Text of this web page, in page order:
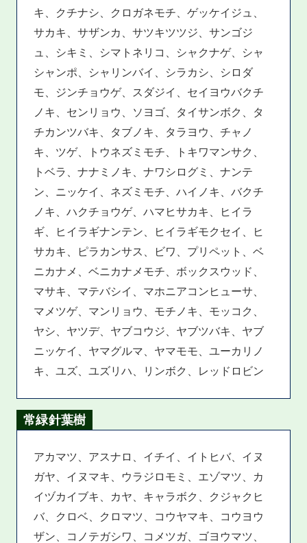
キ、クチナシ、クロガネモチ、ゲッケイジュ、
サカキ、サザンカ、サツキツツジ、サンゴジ
ュ、シキミ、シマトネリコ、シャクナゲ、シャ
シャンポ、シャリンバイ、シラカシ、シロダ
モ、ジンチョウゲ、スダジイ、セイヨウバクチ
ノキ、センリョウ、ソヨゴ、タイサンボク、タ
チカンツバキ、タブノキ、タラヨウ、チャノ
キ、ツゲ、トウネズミモチ、トキワマンサク、
トベラ、ナナミノキ、ナワシログミ、ナンテ
ン、ニッケイ、ネズミモチ、ハイノキ、バクチ
ノキ、ハクチョウゲ、ハマヒサカキ、ヒイラ
ギ、ヒイラギナンテン、ヒイラギモクセイ、ヒ
サカキ、ピラカンサス、ビワ、プリペット、ベ
ニカナメ、ベニカナメモチ、ボックスウッド、
マサキ、マテバシイ、マホニアコンヒューサ、
マメツゲ、マンリョウ、モチノキ、モッコク、
ヤシ、ヤツデ、ヤブコウジ、ヤブツバキ、ヤブ
ニッケイ、ヤマグルマ、ヤマモモ、ユーカリノ
キ、ユズ、ユズリハ、リンボク、レッドロビン
常緑針葉樹
アカマツ、アスナロ、イチイ、イトヒバ、イヌ
ガヤ、イヌマキ、ウラジロモミ、エゾマツ、カ
イヅカイブキ、カヤ、キャラボク、クジャクヒ
バ、クロベ、クロマツ、コウヤマキ、コウヨウ
ザン、コノテガシワ、コメツガ、ゴヨウマツ、